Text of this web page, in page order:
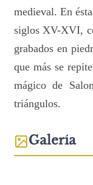
medieval. En
siglos XV-XVI,
grabados en
que más se
mágico de
triángulos.
Galería